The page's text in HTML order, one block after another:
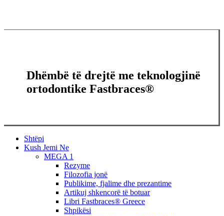
Dhëmbë të drejtë me teknologjinë
ortodontike Fastbraces®
Close
Menu
Shtëpi
Kush Jemi Ne
MEGA 1
Rezyme
Filozofia jonë
Publikime, fjalime dhe prezantime
Artikuj shkencorë të botuar
Libri Fastbraces® Greece
Shpikësi